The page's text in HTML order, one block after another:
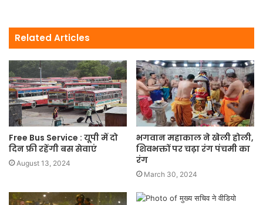
Related Articles
Free Bus Service : यूपी में दो
दिन फ्री रहेंगी बस सेवाएं
August 13, 2024
भगवान महाकाल ने खेली होली,
शिवभक्तों पर चढ़ा रंग पंचमी का
रंग
March 30, 2024